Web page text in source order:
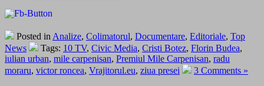
Posted in Analize, Colimatorul, Documentare, Editoriale, Top
News
Tags: 10 TV, Civic Media, Cristi Botez, Florin Budea,
iulian urban, mile carpenisan, Premiul Mile Carpenisan, radu
moraru, victor roncea, Vrajitorul.eu, ziua presei 3 Comments »